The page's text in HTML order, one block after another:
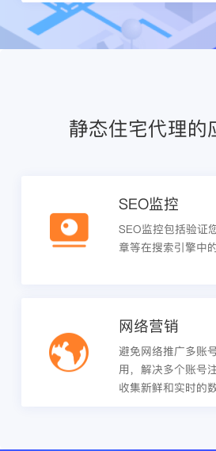
静态住宅代理的
SEO监控
SEO监控包括验证
章等在搜索引擎中
网络营销
避免网络推广多账
用，解决多个账号
收集新鲜和实时的数